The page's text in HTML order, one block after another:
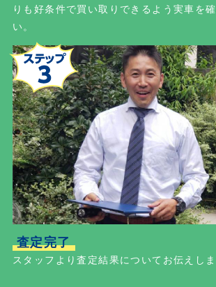
りも好条件で買い取りできるよう実車を
い。
査定完了
スタッフより査定結果についてお伝えしま